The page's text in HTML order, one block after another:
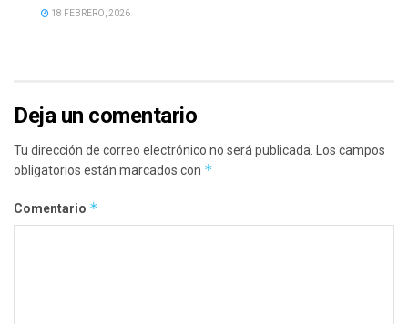
18 FEBRERO, 2026
Deja un comentario
Tu dirección de correo electrónico no será publicada. Los campos
obligatorios están marcados con *
Comentario *